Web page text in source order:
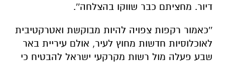
דיור. מחציתם כבר שווקו בהצלחה''.
''כאמור רקפות צפויה להיות מבוקשת ואטרקטיבית
לאוכלוסיות חדשות מחוץ לעיר, אולם עיריית באר
שבע פעלה מול רשות מקרקעי ישראל להבטיח כי